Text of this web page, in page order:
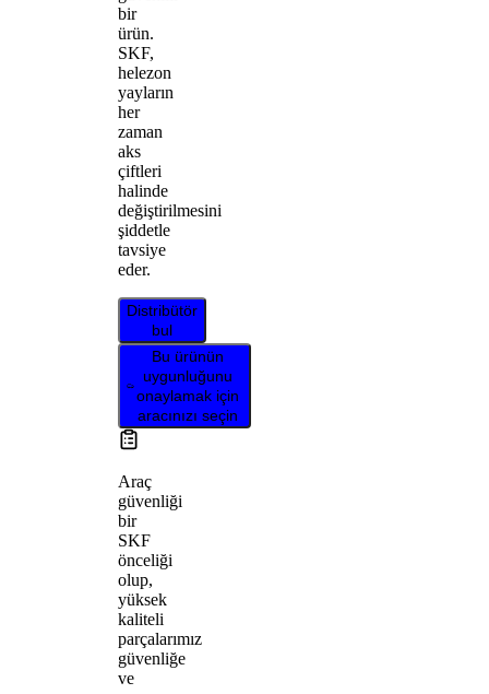
bir
ürün.
SKF,
helezon
yayların
her
zaman
aks
çiftleri
halinde
değiştirilmesini
şiddetle
tavsiye
eder.
Distribütör
bul
Bu ürünün
uygunluğunu
onaylamak için
aracınızı seçin
Araç
güvenliği
bir
SKF
önceliği
olup,
yüksek
kaliteli
parçalarımız
güvenliğe
ve